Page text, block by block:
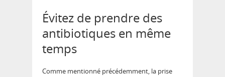
Évitez de prendre des
antibiotiques en même
temps
Comme mentionné précédemment, la prise